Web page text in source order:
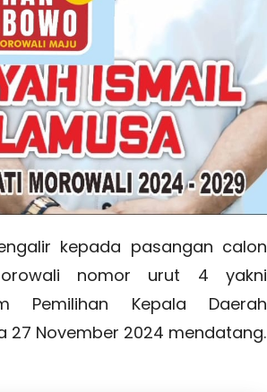
kepada pasangan calon
nomor urut 4 yakni
Pemilihan Kepala Daerah
27 November 2024 mendatang.